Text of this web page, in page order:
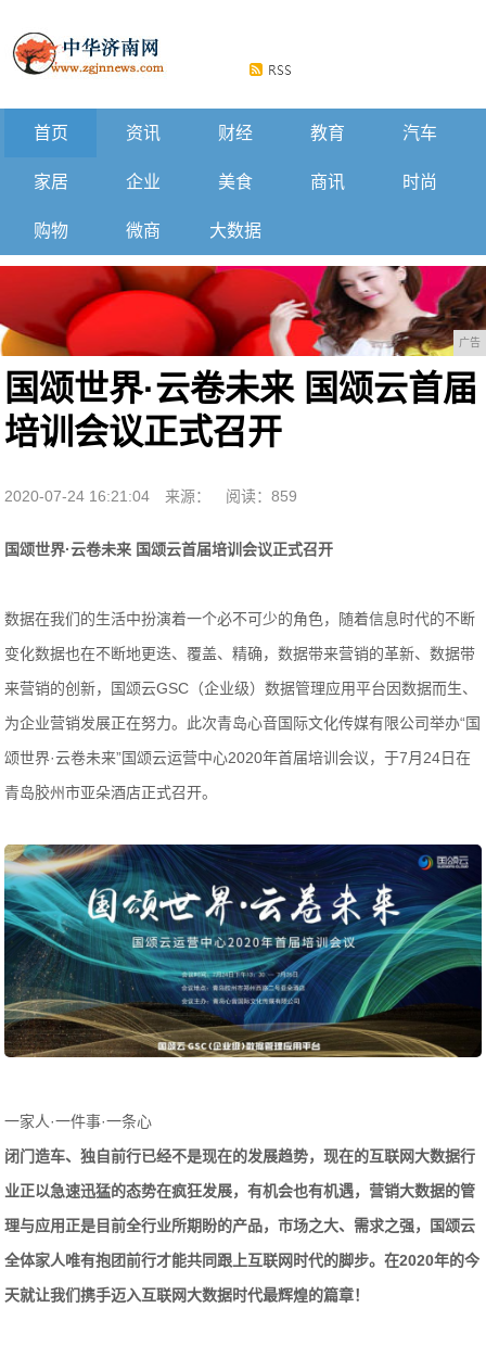
首页 资讯 财经 教育 汽车
家居 企业 美食 商讯 时尚
购物 微商 大数据
广告
国颂世界·云卷未来 国颂云首届
培训会议正式召开
2020-07-24 16:21:04 来源： 阅读：859
国颂世界·云卷未来 国颂云首届培训会议正式召开
数据在我们的生活中扮演着一个必不可少的角色，随着信息时代的不断
变化数据也在不断地更迭、覆盖、精确，数据带来营销的革新、数据带
来营销的创新，国颂云GSC（企业级）数据管理应用平台因数据而生、
为企业营销发展正在努力。此次青岛心音国际文化传媒有限公司举办“国
颂世界·云卷未来”国颂云运营中心2020年首届培训会议，于7月24日在
青岛胶州市亚朵酒店正式召开。
一家人·一件事·一条心
闭门造车、独自前行已经不是现在的发展趋势，现在的互联网大数据行
业正以急速迅猛的态势在疯狂发展，有机会也有机遇，营销大数据的管
理与应用正是目前全行业所期盼的产品，市场之大、需求之强，国颂云
全体家人唯有抱团前行才能共同跟上互联网时代的脚步。在2020年的今
天就让我们携手迈入互联网大数据时代最辉煌的篇章！